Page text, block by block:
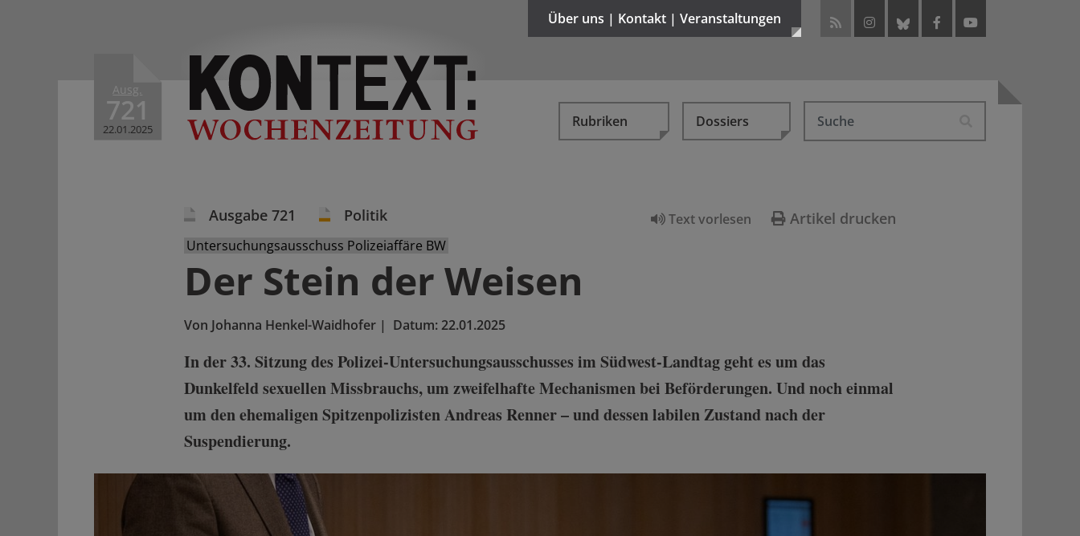
Ausg.
721
22.01.2025
Über uns | Kontakt | Veranstaltungen
Rubriken Dossiers
Text vorlesen Artikel drucken
Ausgabe 721 Politik
Untersuchungsausschuss Polizeiaffäre BW
Der Stein der Weisen
Von Johanna Henkel-Waidhofer | Datum:22.01.2025
In der 33. Sitzung des Polizei-Untersuchungsausschusses im Südwest-Landtag geht es um das
Dunkelfeld sexuellen Missbrauchs, um zweifelhafte Mechanismen bei Beförderungen. Und noch einmal
um den ehemaligen Spitzenpolizisten Andreas Renner – und dessen labilen Zustand nach der
Suspendierung.